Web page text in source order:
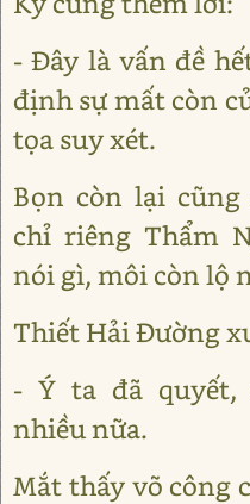
- Đây là vấn đề
định sự mất còn
tọa suy xét.
Bọn còn lại
chỉ riêng Thẩm
nói gì, môi còn lộ
Thiết Hải Đường
- Ý ta đã quyết,
nhiều nữa.
Mắt thấy võ công